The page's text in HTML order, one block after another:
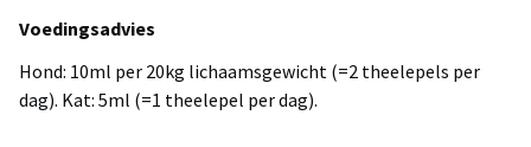
Voedingsadvies
Hond: 10ml per 20kg lichaamsgewicht (=2 theelepels per
dag). Kat: 5ml (=1 theelepel per dag).